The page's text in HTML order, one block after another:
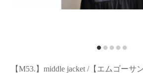
【M53.】middle jacket /【エムゴーサ